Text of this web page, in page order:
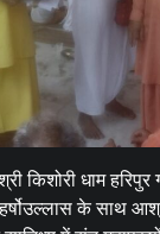
किशोरी धाम हरिपुर
हर्षोउल्लास के साथ